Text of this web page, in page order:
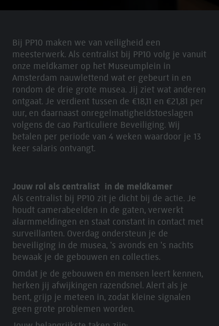
Bij PP10 maken we van veiligheid een
meesterwerk. Als centralist bij PP10 volg je vanuit
onze meldkamer op het Museumplein in
Amsterdam nauwlettend wat er gebeurt in en
rondom de drie grote musea. Jij ziet wat anderen
ontgaat. Je verdient tussen de €18,11 en €21,81 per
uur, en daarnaast onregelmatigheidstoeslagen
volgens de cao Particuliere Beveiliging. Wij
betalen per periode van 4 weken waardoor je 13
keer salaris ontvangt.
Jouw rol als centralist in de meldkamer
Als centralist bij PP10 zit je dicht bij de actie. Je
houdt camerabeelden in de gaten, verwerkt
alarmmeldingen en staat constant in contact met
surveillanten. Overdag ondersteun je de
beveiliging in de musea, ’s avonds en ’s nachts
bewaak je de gebouwen en collecties.
Omdat je de gebouwen én mensen leert kennen,
herken jij afwijkingen razendsnel. Alert als je
bent, grijp je meteen in, zodat kleine signalen
geen grote problemen worden.